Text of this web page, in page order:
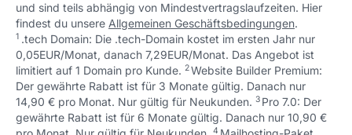
Schön, dass ich dir helfen konnte.
Tut mir leid, du erreichst uns unter:
+49 (0) 451 / 70 99 70oder
support@checkdomain.de
Schön, dass ich dir helfen konnte.
Tut mir leid, du erreichst uns unter:
+49 (0) 451 / 70 99 70oder
support@checkdomain.de
Schön, dass ich dir helfen konnte.
Tut mir leid, du erreichst uns unter:
+49 (0) 451 / 70 99 70oder
support@checkdomain.de
und sind teils abhängig von Mindestvertragslaufzeiten. Hier
findest du unsere Allgemeinen Geschäftsbedingungen.
1 .tech Domain: Die .tech-Domain kostet im ersten Jahr nur
0,05EUR/Monat, danach 7,29EUR/Monat. Das Angebot ist
limitiert auf 1 Domain pro Kunde. ↩ 1
2 Website Builder Premium:
Der gewährte Rabatt ist für 3 Monate gültig. Danach nur
14,90 € pro Monat. Nur gültig für Neukunden. ↩ 1
3 Pro 7.0: Der
gewährte Rabatt ist für 6 Monate gültig. Danach nur 10,90 €
↩ 1
4